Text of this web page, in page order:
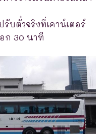
รับตั๋วจริงที่เคาน์เตอร์
ก 30 นาที